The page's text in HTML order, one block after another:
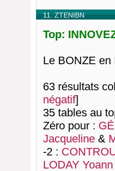
11. ZTENIBN
Top:
Le BONZE en
63 résultats
négatif]
35 tables au
Zéro pour :
Jacqueline &
-2 :
LODAY Yoann